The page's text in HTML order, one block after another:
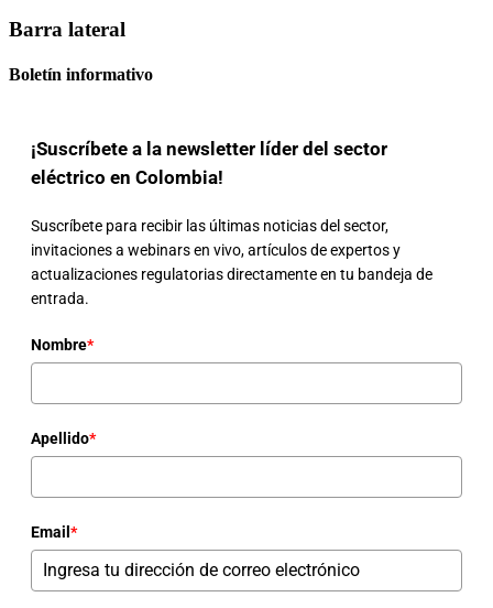
Barra lateral
Boletín informativo
¡Suscríbete a la newsletter líder del sector
eléctrico en Colombia!
Suscríbete para recibir las últimas noticias del sector,
invitaciones a webinars en vivo, artículos de expertos y
actualizaciones regulatorias directamente en tu bandeja de
entrada.
Nombre*
Apellido*
Email *